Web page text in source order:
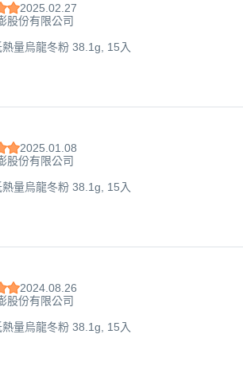
2025.02.27
股份有限公司
量烏龍冬粉 38.1g, 15入
2025.01.08
股份有限公司
量烏龍冬粉 38.1g, 15入
2024.08.26
股份有限公司
量烏龍冬粉 38.1g, 15入